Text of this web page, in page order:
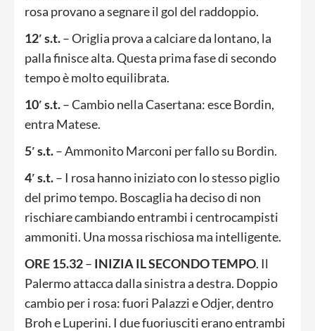
rosa provano a segnare il gol del raddoppio.
12′ s.t.– Origlia prova a calciare da lontano, la
palla finisce alta. Questa prima fase di secondo
tempo è molto equilibrata.
10′ s.t.– Cambio nella Casertana: esce Bordin,
entra Matese.
5′ s.t.– Ammonito Marconi per fallo su Bordin.
4′ s.t.– I rosa hanno iniziato con lo stesso piglio
del primo tempo. Boscaglia ha deciso di non
rischiare cambiando entrambi i centrocampisti
ammoniti. Una mossa rischiosa ma intelligente.
ORE 15.32– INIZIA IL SECONDO TEMPO. Il
Palermo attacca dalla sinistra a destra. Doppio
cambio per i rosa: fuori Palazzi e Odjer, dentro
Broh e Luperini. I due fuoriusciti erano entrambi